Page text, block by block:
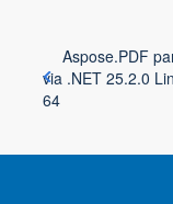
Aspose.PDF
via .NET 25.2.0
64